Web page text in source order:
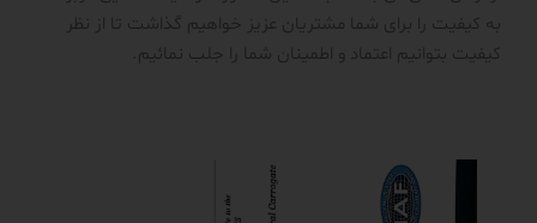
به کیفیت را برای شما مشتریان عزیز خواهیم گذاشت تا از نظر
کیفیت بتوانیم اعتماد و اطمینان شما را جلب نمائیم.